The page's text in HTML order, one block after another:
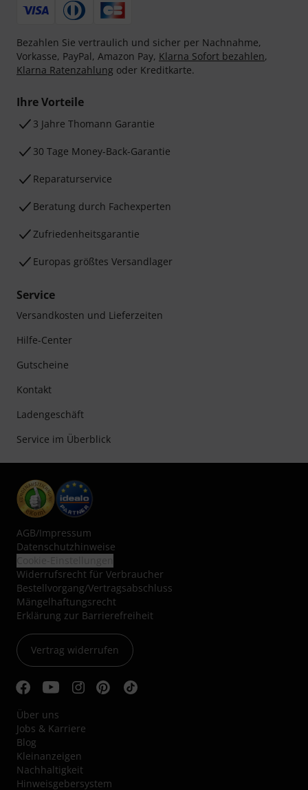
Bezahlen Sie vertraulich und sicher per Nachnahme,
Vorkasse, PayPal, Amazon Pay, Klarna Sofort bezahlen,
Klarna Ratenzahlung oder Kreditkarte.
Ihre Vorteile
3 Jahre Thomann Garantie
30 Tage Money-Back-Garantie
Reparaturservice
Beratung durch Fachexperten
Zufriedenheitsgarantie
Europas größtes Versandlager
Service
Versandkosten und Lieferzeiten
Hilfe-Center
Gutscheine
Kontakt
Ladengeschäft
Service im Überblick
AGB/Impressum
Datenschutzhinweise
Widerrufsrecht für Verbraucher
Bestellvorgang/Vertragsabschluss
Mängelhaftungsrecht
Erklärung zur Barrierefreiheit
Vertrag widerrufen
Über uns
Jobs & Karriere
Blog
Kleinanzeigen
Nachhaltigkeit
Hinweisgebersystem